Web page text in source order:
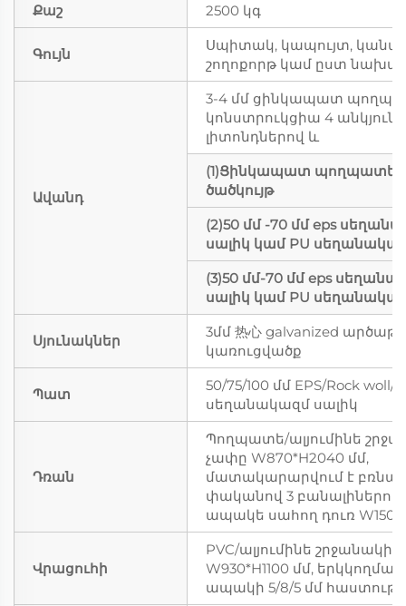
Քաշ
2500 կգ
Գույն
Սպիտակ, կապույտ,
շողոքորթ կամ ըստ
Ավանդ
3-4 մմ ցինկապատ
կոնստրուկցիա 4
լիտոնդներով և
(1)Ցինկապատ պողպատե
ծածկույթ
(2)50 մմ -70 մմ eps
սալիկ կամ PU
(3)50 մմ-70 մմ eps
սալիկ կամ PU
Սյունակներ
3մմ 热心 galvanized
կառուցվածք
Պատ
50/75/100 մմ EPS/Rock woll/
սեղանակազմ սալիկ
Դռան
Պողպատե/ալյումինե
չափը W870*H2040 մմ,
մատակարարվում է
փականով 3
ապակե սահող դուռ
Վրացուհի
PVC/ալյումինե
W930*H1100 մմ,
ապակի 5/8/5 մմ